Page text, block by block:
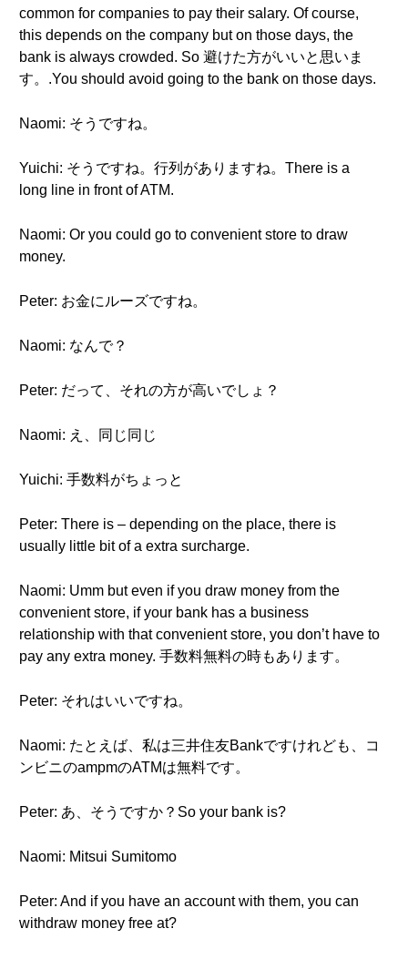
common for companies to pay their salary. Of course,
this depends on the company but on those days, the
bank is always crowded. So 避けた方がいいと思いま
す。.You should avoid going to the bank on those days.
Naomi: そうですね。
Yuichi: そうですね。行列がありますね。There is a
long line in front of ATM.
Naomi: Or you could go to convenient store to draw
money.
Peter: お金にルーズですね。
Naomi: なんで？
Peter: だって、それの方が高いでしょ？
Naomi: え、同じ同じ
Yuichi: 手数料がちょっと
Peter: There is – depending on the place, there is
usually little bit of a extra surcharge.
Naomi: Umm but even if you draw money from the
convenient store, if your bank has a business
relationship with that convenient store, you don’t have to
pay any extra money. 手数料無料の時もあります。
Peter: それはいいですね。
Naomi: たとえば、私は三井住友Bankですけれども、コ
ンビニのampmのATMは無料です。
Peter: あ、そうですか？So your bank is?
Naomi: Mitsui Sumitomo
Peter: And if you have an account with them, you can
withdraw money free at?